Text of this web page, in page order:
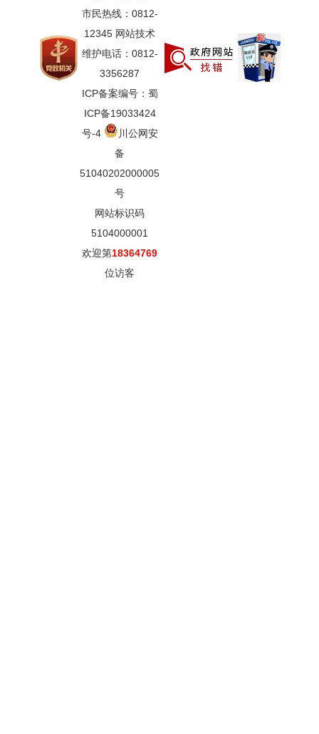
市民热线：0812-
12345 网站技术
维护电话：0812-
3356287
ICP备案编号：蜀
ICP备19033424
号-4
川公网安
备
51040202000005
号
网站标识码
5104000001
欢迎第18364769
位访客